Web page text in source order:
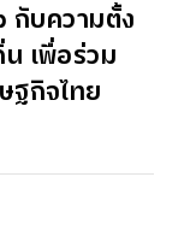
กับความตั้ง
น เพื่อร่วม
ฐกิจไทย